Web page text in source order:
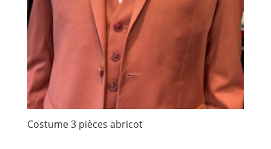
Costume 3 pièces abricot